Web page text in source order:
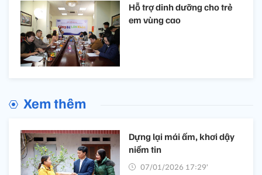
Hỗ trợ dinh dưỡng cho trẻ
em vùng cao
Xem thêm
Dựng lại mái ấm, khơi dậy
niềm tin
07/01/2026 17:29’